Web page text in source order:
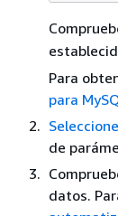
Para
para
de
datos.